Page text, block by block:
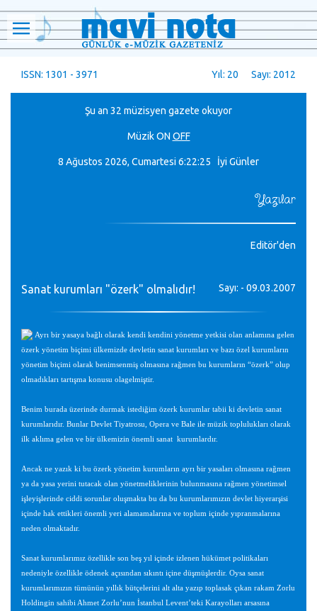
ISSN: 1301 - 3971 Yıl: 20 Sayı: 2012
Şu an 32 müzisyen gazete okuyor
MüzikON OFF
8 Ağustos 2026, Cumartesi 6:22:25 İyi Günler
Yazılar
Editör'den
Sanat kurumları "özerk" olmalıdır! Sayı: - 09.03.2007
Ayrı bir yasaya bağlı olarak kendi kendini yönetme yetkisi olan anlamına gelen
özerk yönetim biçimi ülkemizde devletin sanat kurumları ve bazı özel kurumların
yönetim biçimi olarak benimsenmiş olmasına rağmen bu kurumların “özerk” olup
olmadıkları tartışma konusu olagelmiştir.
Benim burada üzerinde durmak istediğim özerk kurumlar tabii ki devletin sanat
kurumlarıdır. Bunlar Devlet Tiyatrosu, Opera ve Bale ile müzik toplulukları olarak
ilk aklıma gelen ve bir ülkemizin önemli sanat kurumlardır.
Ancak ne yazık ki bu özerk yönetim kurumların ayrı bir yasaları olmasına rağmen
ya da yasa yerini tutacak olan yönetmeliklerinin bulunmasına rağmen yönetimsel
işleyişlerinde ciddi sorunlar oluşmakta bu da bu kurumlarımızın devlet hiyerarşisi
içinde hak ettikleri önemli yeri alamamalarına ve toplum içinde yıpranmalarına
neden olmaktadır.
Sanat kurumlarımız özellikle son beş yıl içinde izlenen hükümet politikaları
nedeniyle özellikle ödenek açısından sıkıntı içine düşmüşlerdir. Oysa sanat
kurumlarımızın tümünün yıllık bütçelerini alt alta yazıp toplasak çıkan rakam Zorlu
Holdingin sahibi Ahmet Zorlu’nun İstanbul Levent’teki Karayolları arsasına